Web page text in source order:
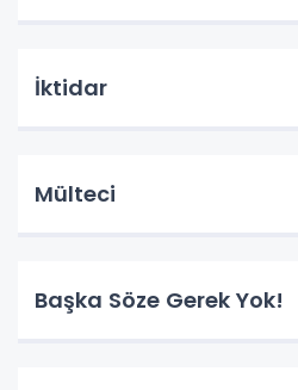
İktidar
Mülteci
Başka Söze Gerek Yok!